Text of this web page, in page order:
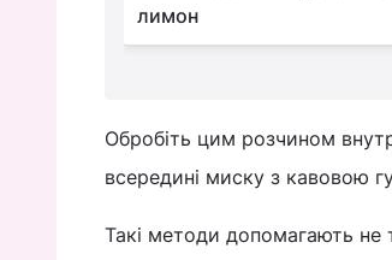
лимон
Обробіть цим розчином
всередині миску з кавовою
Такі методи допомагають не